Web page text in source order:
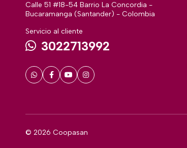
Calle 51 #18-54 Barrio La Concordia -
Bucaramanga (Santander) - Colombia
Servicio al cliente
3022713992
© 2026 Coopasan